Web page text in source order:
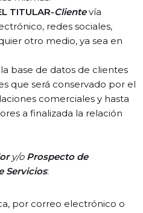
TITULAR-Clientevía
redes sociales,
otro medio, ya sea en
base de datos de clientes
que será conservado por el
comerciales y hasta
a finalizada la relación
y/oProspecto de
Servicios:
por correo electrónico o